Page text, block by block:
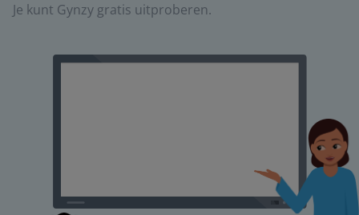
Je kunt Gynzy gratis uitproberen.